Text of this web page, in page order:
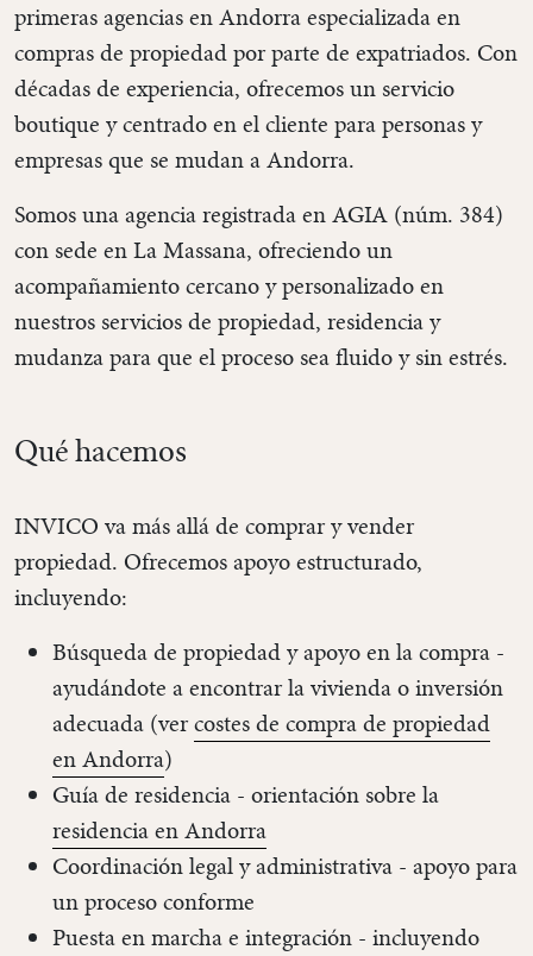
primeras agencias en Andorra especializada en
compras de propiedad por parte de expatriados. Con
décadas de experiencia, ofrecemos un servicio
boutique y centrado en el cliente para personas y
empresas que se mudan a Andorra.
Somos una agencia registrada en AGIA (núm. 384)
con sede en La Massana, ofreciendo un
acompañamiento cercano y personalizado en
nuestros servicios de propiedad, residencia y
mudanza para que el proceso sea fluido y sin estrés.
Qué hacemos
INVICO va más allá de comprar y vender
propiedad. Ofrecemos apoyo estructurado,
incluyendo:
Búsqueda de propiedad y apoyo en la compra -
ayudándote a encontrar la vivienda o inversión
adecuada (vercostes de compra de propiedad
en Andorra)
Guía de residencia - orientación sobre la
residencia en Andorra
Coordinación legal y administrativa - apoyo para
un proceso conforme
Puesta en marcha e integración - incluyendo